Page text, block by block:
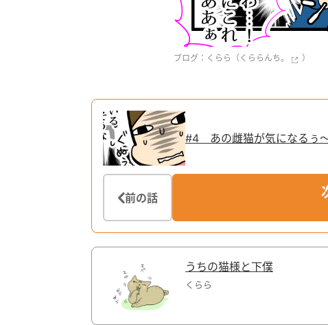
ブログ：くらら（くららんち。 ）
#4 あの雌猫が気になるぅ
前の話
うちの猫様と下僕
くらら